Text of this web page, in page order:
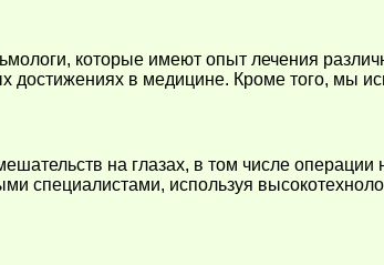
которые имеют опыт лечения
достижениях в медицине. Кроме того, мы
на глазах, в том числе операции
специалистами, используя